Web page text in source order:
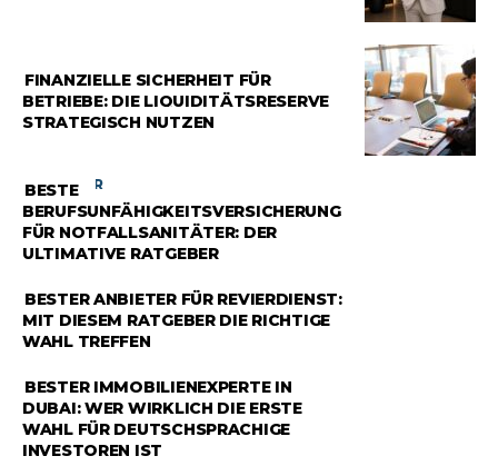
RATGEBER
FINANZIELLE SICHERHEIT FÜR
BETRIEBE: DIE LIQUIDITÄTSRESERVE
STRATEGISCH NUTZEN
RATGEBER
BESTE
BERUFSUNFÄHIGKEITSVERSICHERUNG
FÜR NOTFALLSANITÄTER: DER
ULTIMATIVE RATGEBER
RATGEBER
BESTER ANBIETER FÜR REVIERDIENST:
MIT DIESEM RATGEBER DIE RICHTIGE
WAHL TREFFEN
RATGEBER
BESTER IMMOBILIENEXPERTE IN
DUBAI: WER WIRKLICH DIE ERSTE
WAHL FÜR DEUTSCHSPRACHIGE
INVESTOREN IST